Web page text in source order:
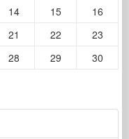
14 15
16
21 22
23
28 29 30